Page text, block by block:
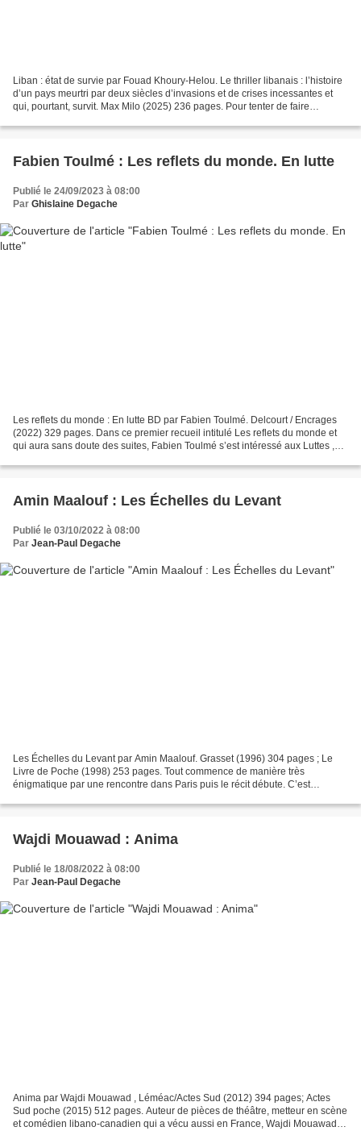
Liban : état de survie par Fouad Khoury-Helou. Le thriller libanais : l’histoire
d’un pays meurtri par deux siècles d’invasions et de crises incessantes et
qui, pourtant, survit. Max Milo (2025) 236 pages. Pour tenter de faire
Fabien Toulmé : Les reflets du monde. En lutte
Publié le 24/09/2023 à 08:00
Par Ghislaine Degache
Les reflets du monde : En lutte BD par Fabien Toulmé. Delcourt / Encrages
(2022) 329 pages. Dans ce premier recueil intitulé Les reflets du monde et
qui aura sans doute des suites, Fabien Toulmé s’est intéressé aux Luttes ,
Amin Maalouf : Les Échelles du Levant
Publié le 03/10/2022 à 08:00
Par Jean-Paul Degache
Les Échelles du Levant par Amin Maalouf. Grasset (1996) 304 pages ; Le
Livre de Poche (1998) 253 pages. Tout commence de manière très
énigmatique par une rencontre dans Paris puis le récit débute. C’est
Wajdi Mouawad : Anima
Publié le 18/08/2022 à 08:00
Par Jean-Paul Degache
Anima par Wajdi Mouawad , Léméac/Actes Sud (2012) 394 pages; Actes
Sud poche (2015) 512 pages. Auteur de pièces de théâtre, metteur en scène
et comédien libano-canadien qui a vécu aussi en France, Wajdi Mouawad,